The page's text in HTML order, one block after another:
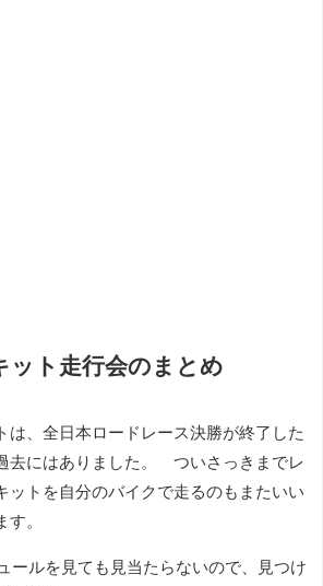
ット走行会のまとめ
は、全日本ロードレース決勝が終了した
去にはありました。 ついさっきまでレ
ットを自分のバイクで走るのもまたいい
す。
ールを見ても見当たらないので、見つけ